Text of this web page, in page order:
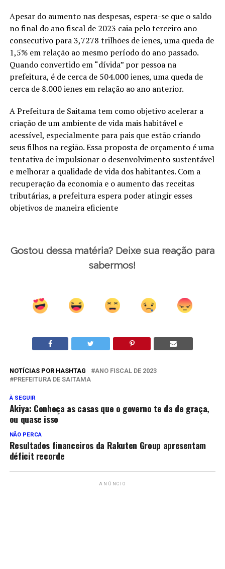
Apesar do aumento nas despesas, espera-se que o saldo
no final do ano fiscal de 2023 caia pelo terceiro ano
consecutivo para 3,7278 trilhões de ienes, uma queda de
1,5% em relação ao mesmo período do ano passado.
Quando convertido em “dívida” por pessoa na
prefeitura, é de cerca de 504.000 ienes, uma queda de
cerca de 8.000 ienes em relação ao ano anterior.
A Prefeitura de Saitama tem como objetivo acelerar a
criação de um ambiente de vida mais habitável e
acessível, especialmente para pais que estão criando
seus filhos na região. Essa proposta de orçamento é uma
tentativa de impulsionar o desenvolvimento sustentável
e melhorar a qualidade de vida dos habitantes. Com a
recuperação da economia e o aumento das receitas
tributárias, a prefeitura espera poder atingir esses
objetivos de maneira eficiente
Gostou dessa matéria? Deixe sua reação para
sabermos!
NOTÍCIAS POR HASHTAG
ANO FISCAL DE 2023
PREFEITURA DE SAITAMA
À SEGUIR
Akiya: Conheça as casas que o governo te da de graça,
ou quase isso
NÃO PERCA
Resultados financeiros da Rakuten Group apresentam
déficit recorde
ANÚNCIO